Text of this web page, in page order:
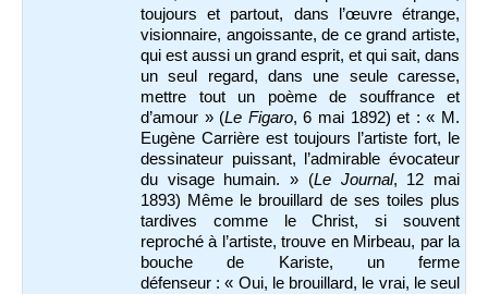
toujours et partout, dans l’œuvre étrange,
visionnaire, angoissante, de ce grand artiste,
qui est aussi un grand esprit, et qui sait, dans
un seul regard, dans une seule caresse,
mettre tout un poème de souffrance et
d’amour » (Le Figaro, 6 mai 1892) et : « M.
Eugène Carrière est toujours l’artiste fort, le
dessinateur puissant, l’admirable évocateur
du visage humain. » (Le Journal, 12 mai
1893) Même le brouillard de ses toiles plus
tardives comme le Christ, si souvent
reproché à l’artiste, trouve en Mirbeau, par la
bouche de Kariste, un ferme
défenseur : « Oui, le brouillard, le vrai, le seul